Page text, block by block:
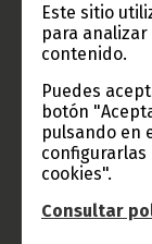
Este sitio
para
contenido.
Puedes
botón
pulsando en
configurarlas
cookies".
Consultar
octubre 14, 2014
Una misión de la
el 8 de octubre
Noticias África